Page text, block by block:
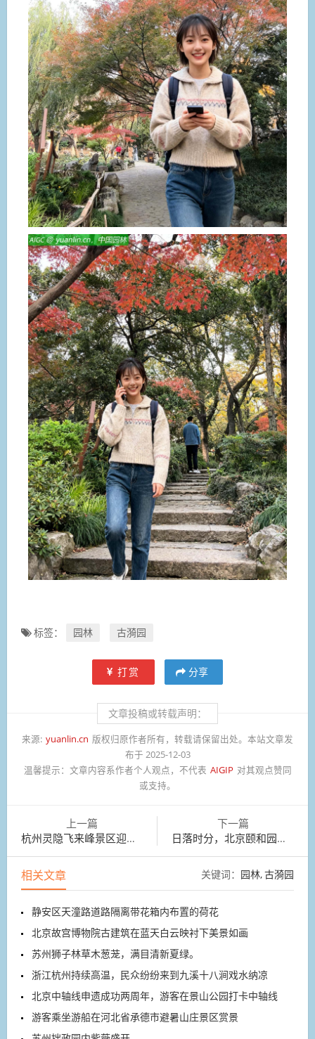
标签： 园林 古漪园
打赏 分享
文章投稿或转载声明：
来源: yuanlin.cn 版权归原作者所有，转载请保留出处。本站文章发
布于 2025-12-03
温馨提示： 文章内容系作者个人观点，不代表 AIGIP 对其观点赞同
或支持。
上一篇
杭州灵隐飞来峰景区迎来首个免票日，游客络绎不绝
下一篇
日落时分，北京颐和园十七孔桥再现“金光穿洞”景观
相关文章 关键词： 园林 古漪园
静安区天潼路道路隔离带花箱内布置的荷花
北京故宫博物院古建筑在蓝天白云映衬下美景如画
苏州狮子林草木葱茏，满目清新夏绿。
浙江杭州持续高温，民众纷纷来到九溪十八涧戏水纳凉
北京中轴线申遗成功两周年，游客在景山公园打卡中轴线
游客乘坐游船在河北省承德市避暑山庄景区赏景